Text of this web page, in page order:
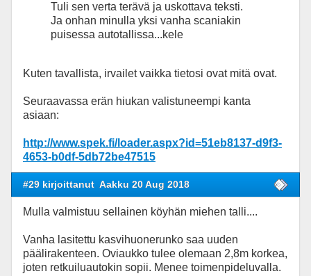
Tuli sen verta terävä ja uskottava teksti.
Ja onhan minulla yksi vanha scaniakin
puisessa autotallissa...kele
Kuten tavallista, irvailet vaikka tietosi ovat mitä ovat.
Seuraavassa erän hiukan valistuneempi kanta
asiaan:
http://www.spek.fi/loader.aspx?id=51eb8137-d9f3-
4653-b0df-5db72be47515
#29 kirjoittanut Aakku 20 Aug 2018
Mulla valmistuu sellainen köyhän miehen talli....
Vanha lasitettu kasvihuonerunko saa uuden
päälirakenteen. Oviaukko tulee olemaan 2,8m korkea,
joten retkuiluautokin sopii. Menee toimenpideluvalla.